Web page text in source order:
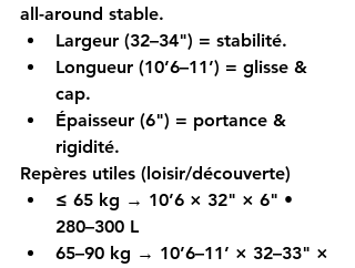
all-around stable.
Largeur (32–34") = stabilité.
Longueur (10’6–11’) = glisse &
cap.
Épaisseur (6") = portance &
rigidité.
Repères utiles (loisir/découverte)
≤ 65 kg → 10’6 × 32" × 6" •
280–300 L
65–90 kg → 10’6–11’ × 32–33" ×